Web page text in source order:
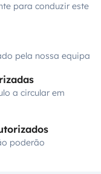
para conduzir este
pela nossa equipa
a circular em
poderão